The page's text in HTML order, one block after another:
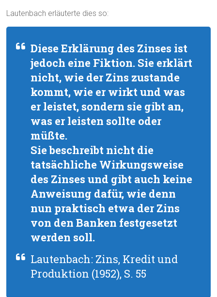
Lautenbach erläuterte dies so:
Diese Erklärung des Zinses ist
jedoch eine Fiktion. Sie erklärt
nicht, wie der Zins zustande
kommt, wie er wirkt und was
er leistet, sondern sie gibt an,
was er leisten sollte oder
müßte.
Sie beschreibt nicht die
tatsächliche Wirkungsweise
des Zinses und gibt auch keine
Anweisung dafür, wie denn
nun praktisch etwa der Zins
von den Banken festgesetzt
werden soll.
Lautenbach: Zins, Kredit und
Produktion (1952), S. 55